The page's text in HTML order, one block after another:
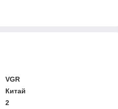
VGR
Китай
2